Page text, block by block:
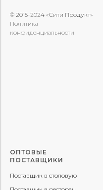
© 2015-2024 «Сити Продукт»
Политика
конфиденциальности
ОПТОВЫЕ
ПОСТАВЩИКИ
Поставщик в столовую